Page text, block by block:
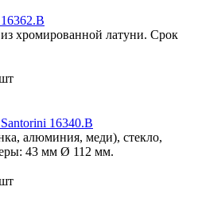
хромированной латуни. Срок
16340.B
алюминия, меди), стекло,
43 мм Ø 112 мм.